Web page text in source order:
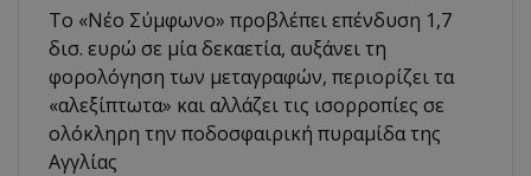
Το «Νέο Σύμφωνο» προβλέπει επένδυση 1,7
δισ. ευρώ σε μία δεκαετία, αυξάνει τη
φορολόγηση των μεταγραφών, περιορίζει τα
«αλεξίπτωτα» και αλλάζει τις ισορροπίες σε
ολόκληρη την ποδοσφαιρική πυραμίδα της
Αγγλίας